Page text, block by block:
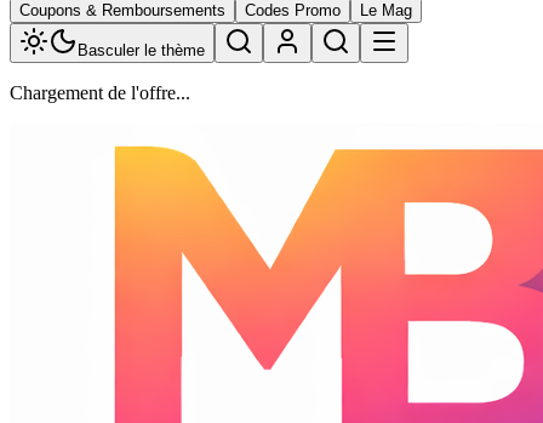
Coupons & Remboursements
Codes Promo Le Mag
Basculer le thème
Chargement de l'offre...